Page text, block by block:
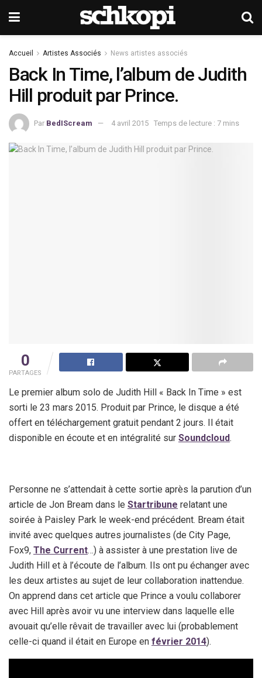
Accueil Artistes Associés News artistes associés
Back In Time, l’album de Judith
Hill produit par Prince.
Par BedIScream 4 avril 2015 Temps de lecture : 7 mins
0
PARTAGES
Le premier album solo de Judith Hill « Back In Time » est
sorti le 23 mars 2015. Produit par Prince, le disque a été
offert en téléchargement gratuit pendant 2 jours. Il était
disponible en écoute et en intégralité sur Soundcloud.
Personne ne s’attendait à cette sortie après la parution d’un
article de Jon Bream dans le Startribune relatant une
soirée à Paisley Park le week-end précédent. Bream était
invité avec quelques autres journalistes (de City Page,
Fox9, The Current…) à assister à une prestation live de
Judith Hill et à l’écoute de l’album. Ils ont pu échanger avec
les deux artistes au sujet de leur collaboration inattendue.
On apprend dans cet article que Prince a voulu collaborer
avec Hill après avoir vu une interview dans laquelle elle
avouait qu’elle rêvait de travailler avec lui (probablement
celle-ci quand il était en Europe en février 2014).